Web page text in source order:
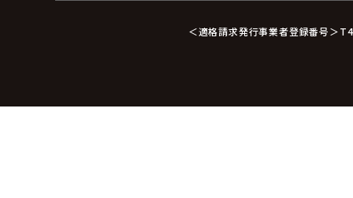
＜適格請求発行事業者登録番号＞